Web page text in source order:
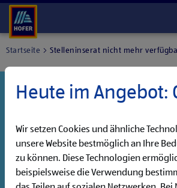
Startseite Stelleninserat nicht mehr
haben noch weitere Jobs, die
Danke für dein
Entdecke unsere offenen Jobs oder
persönlichen
Heute im Angebot:
Wir setzen Cookies und ähnliche
unsere Website bestmöglich an Ihre
zu können. Diese Technologien
beispielsweise die Verwendung